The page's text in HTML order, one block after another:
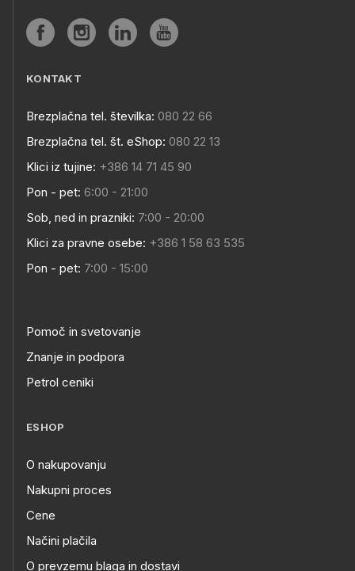
KONTAKT
Brezplačna tel. številka: 080 22 66
Brezplačna tel. št. eShop: 080 22 13
Klici iz tujine: +386 14 71 45 90
Pon - pet: 6:00 - 21:00
Sob, ned in prazniki: 7:00 - 20:00
Klici za pravne osebe: +386 1 58 63 535
Pon - pet: 7:00 - 15:00
Pomoč in svetovanje
Znanje in podpora
Petrol ceniki
ESHOP
O nakupovanju
Nakupni proces
Cene
Načini plačila
O prevzemu blaga in dostavi